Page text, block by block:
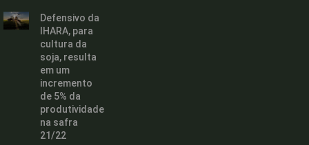
Defensivo da
IHARA, para
cultura da
soja, resulta
em um
incremento
de 5% da
produtividade
na safra
21/22